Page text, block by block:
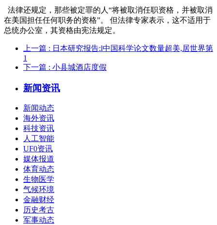
法律还规定，那些被定罪的人“将被取消任职资格，并被取消
在美国担任任何职务的资格”。 但法律专家表示，这不适用于
总统办公室，其资格由宪法规定。
上一篇 : 日本研究报告:l中国科学论文数量超美,居世界第
1
下一篇 : 小县城酒店度假
新闻资讯
新闻动态
海外资讯
科技资讯
人工智能
UF0资讯
媒体报道
体育动态
生物医学
气候环境
金融财经
历史考古
军事动态